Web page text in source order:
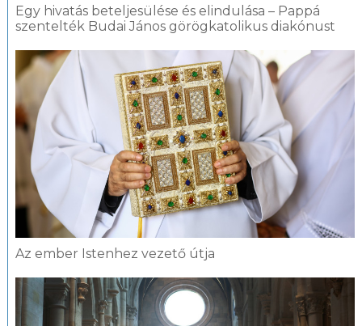
Egy hivatás beteljesülése és elindulása – Pappá
szentelték Budai János görögkatolikus diakónust
Az ember Istenhez vezető útja